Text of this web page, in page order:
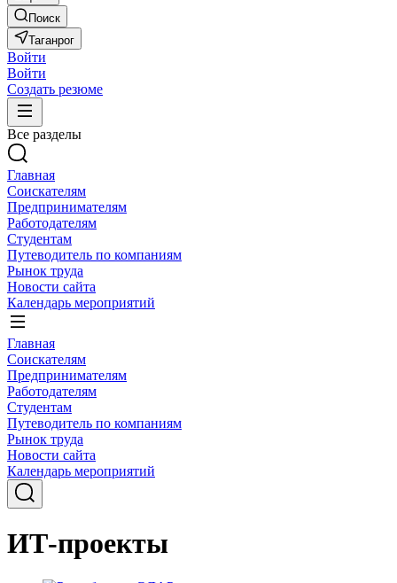
Поиск
Таганрог
Войти
Войти
Создать резюме
Все разделы
Главная
Соискателям
Предпринимателям
Работодателям
Студентам
Путеводитель по компаниям
Рынок труда
Новости сайта
Календарь мероприятий
Главная
Соискателям
Предпринимателям
Работодателям
Студентам
Путеводитель по компаниям
Рынок труда
Новости сайта
Календарь мероприятий
ИТ-проекты